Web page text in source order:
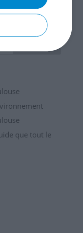
que tout le